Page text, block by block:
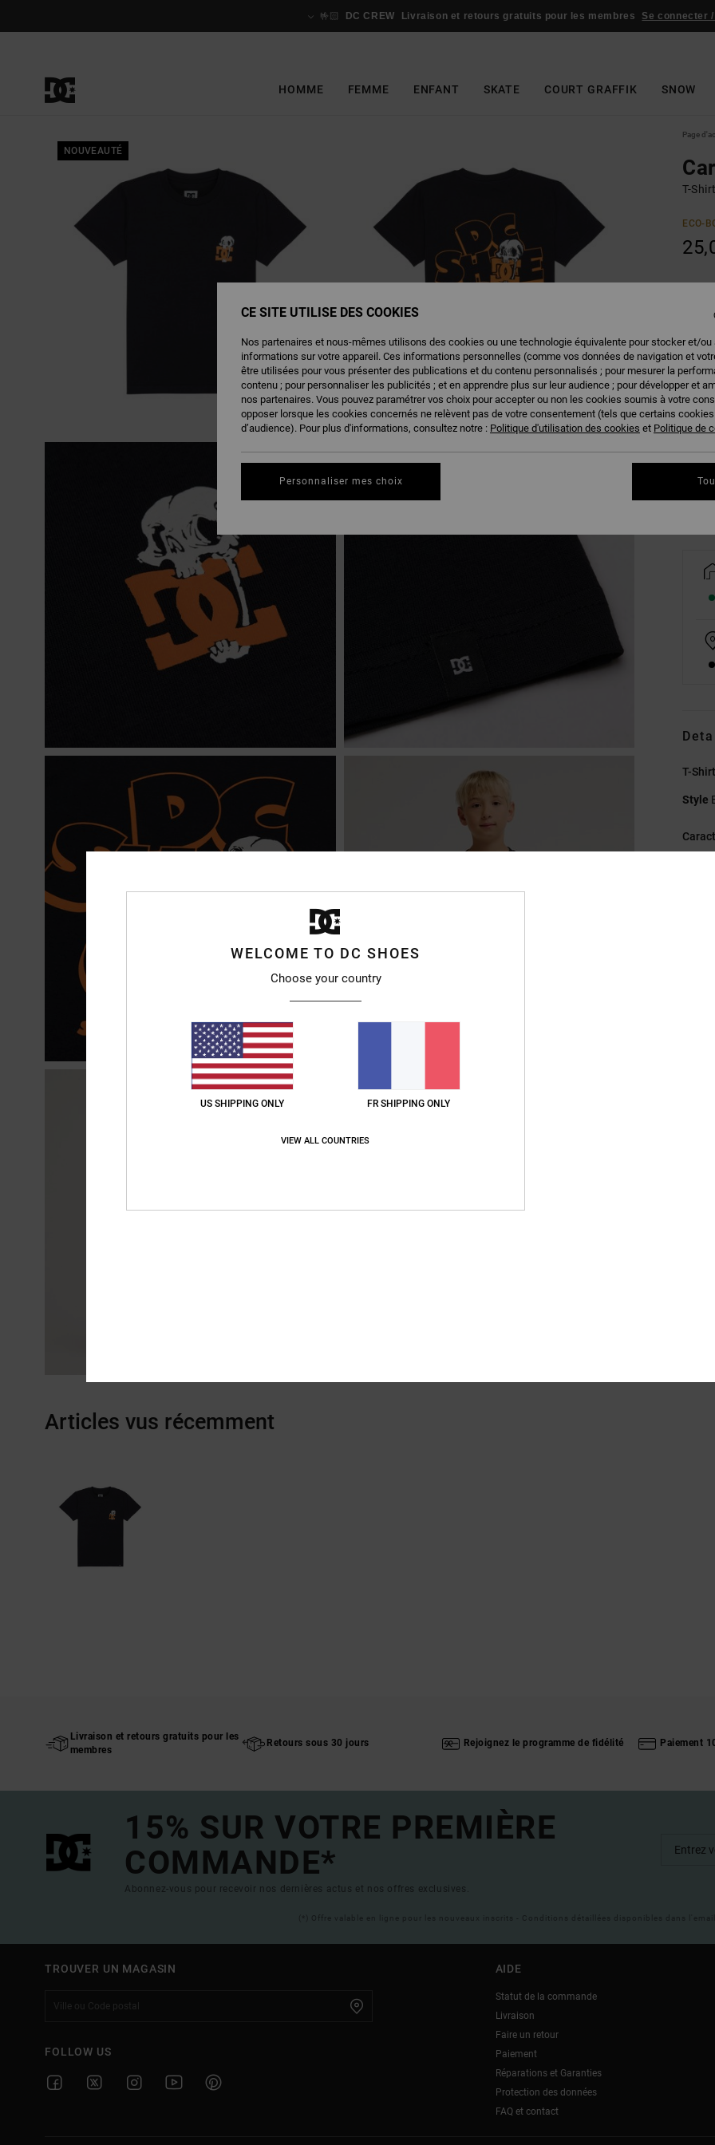
🤟🏻 DC CREW Livraison et retours gratuits pour les membres Se connecter
HOMME FEMME ENFANT SKATE COURT GRAFFIK SNOW
NOUVEAUTÉ
Page
T-
ECO-
8/
T-
Style
Articles vus récemment
Livraison et retours gratuits pour les
membres
Retours sous 30 jours Rejoignez le programme de fidélité Paiement
15% SUR VOTRE PREMIÈRE
COMMANDE*
Abonnez-vous pour recevoir nos dernières actus et nos offres exclusives.
(*) Offre valable en ligne pour les nouveaux inscrits - Conditions détaillées disponibles dans
TROUVER UN MAGASIN
FOLLOW US
AIDE
Statut de la commande
Livraison
Faire un retour
Paiement
Réparations et Garanties
Protection des données
FAQ et contact
WELCOME TO DC SHOES
Choose your country
US SHIPPING ONLY FR SHIPPING ONLY
VIEW ALL COUNTRIES
CE SITE UTILISE DES COOKIES
Nos partenaires et nous-mêmes utilisons des cookies ou une technologie équivalente pour stocker et/ou
informations sur votre appareil. Ces informations personnelles (comme vos données de navigation et
être utilisées pour vous présenter des publications et du contenu personnalisés ; pour mesurer la
contenu ; pour personnaliser les publicités ; et en apprendre plus sur leur audience ; pour développer et
nos partenaires. Vous pouvez paramétrer vos choix pour accepter ou non les cookies soumis à votre
opposer lorsque les cookies concernés ne relèvent pas de votre consentement (tels que certains
d’audience). Pour plus d'informations, consultez notre : Politique d'utilisation des cookies et Politique de
Personnaliser mes choix